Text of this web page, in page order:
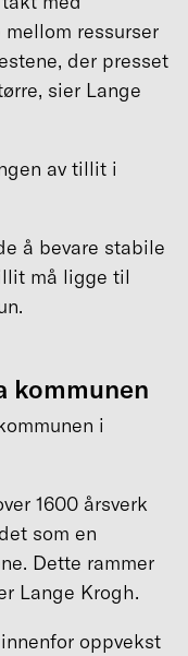
ressurser
der presset
sier Lange
av tillit i
å bevare stabile
må ligge til
kommunen
i
1600 årsverk
som en
Dette rammer
Lange Krogh.
oppvekst